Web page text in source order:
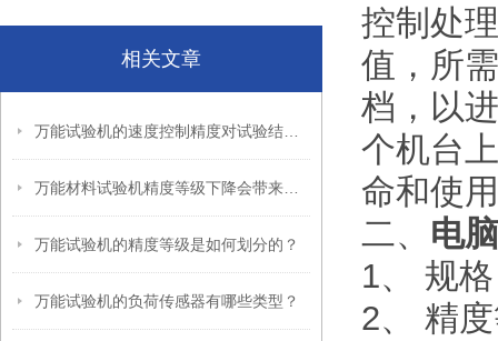
相关文章
万能试验机的精度等级是如何划分的？
万能试验机的负荷传感器有哪些类型？
控制处
值，所
档，以
个机台
命和使
二、 电
1、 规
2、 精